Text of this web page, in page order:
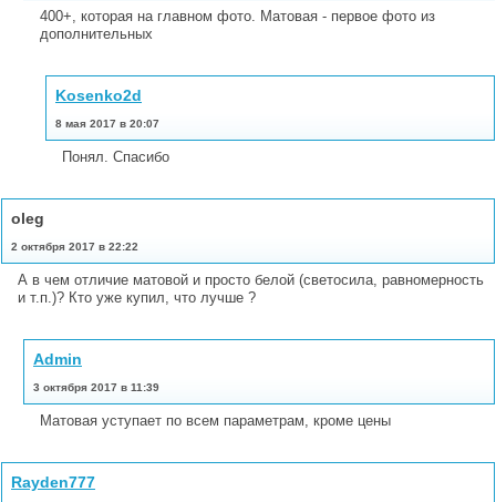
400+, которая на главном фото. Матовая - первое фото из
дополнительных
Kosenko2d
8 мая 2017 в 20:07
Понял. Спасибо
oleg
2 октября 2017 в 22:22
А в чем отличие матовой и просто белой (светосила, равномерность
и т.п.)? Кто уже купил, что лучше ?
Admin
3 октября 2017 в 11:39
Матовая уступает по всем параметрам, кроме цены
Rayden777